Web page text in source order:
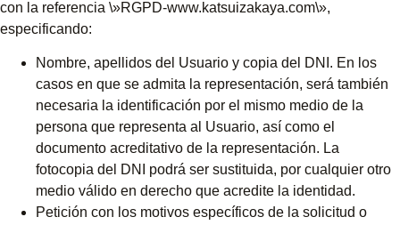
con la referencia \»RGPD-www.katsuizakaya.com\»,
especificando:
Nombre, apellidos del Usuario y copia del DNI. En los
casos en que se admita la representación, será también
necesaria la identificación por el mismo medio de la
persona que representa al Usuario, así como el
documento acreditativo de la representación. La
fotocopia del DNI podrá ser sustituida, por cualquier otro
medio válido en derecho que acredite la identidad.
Petición con los motivos específicos de la solicitud o